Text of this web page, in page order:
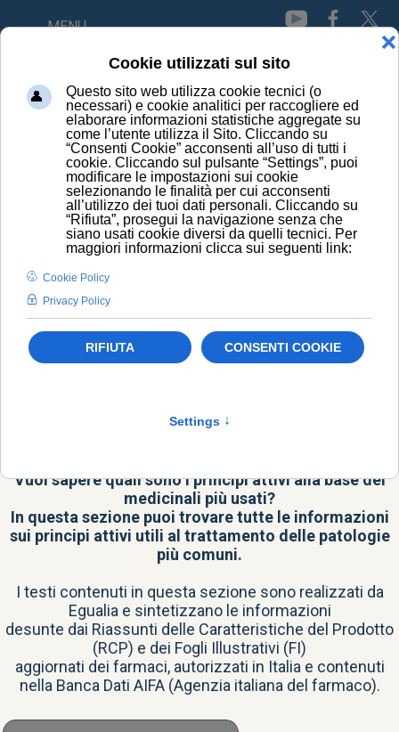
MENU
HOME
CONOSCI I PRINCIPI
Vuoi sapere quali sono i principi attivi alla base dei
medicinali più usati?
In questa sezione puoi trovare tutte le informazioni
sui principi attivi utili al trattamento delle patologie
più comuni.
I testi contenuti in questa sezione sono realizzati da
Egualia e sintetizzano le informazioni
desunte dai Riassunti delle Caratteristiche del Prodotto
(RCP) e dei Fogli Illustrativi (FI)
aggiornati dei farmaci, autorizzati in Italia e contenuti
nella Banca Dati AIFA(Agenzia italiana del farmaco).